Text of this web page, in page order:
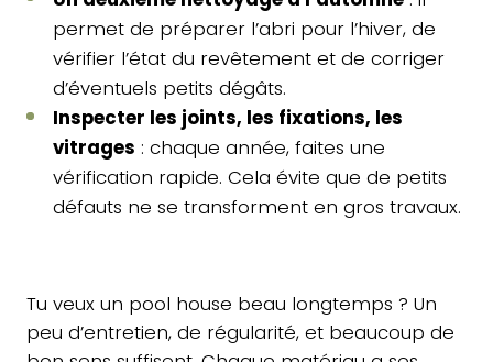
permet de préparer l’abri pour l’hiver, de
vérifier l’état du revêtement et de corriger
d’éventuels petits dégâts.
Inspecter les joints, les fixations, les
vitrages : chaque année, faites une
vérification rapide. Cela évite que de petits
défauts ne se transforment en gros travaux.
Tu veux un pool house beau longtemps ? Un
peu d’entretien, de régularité, et beaucoup de